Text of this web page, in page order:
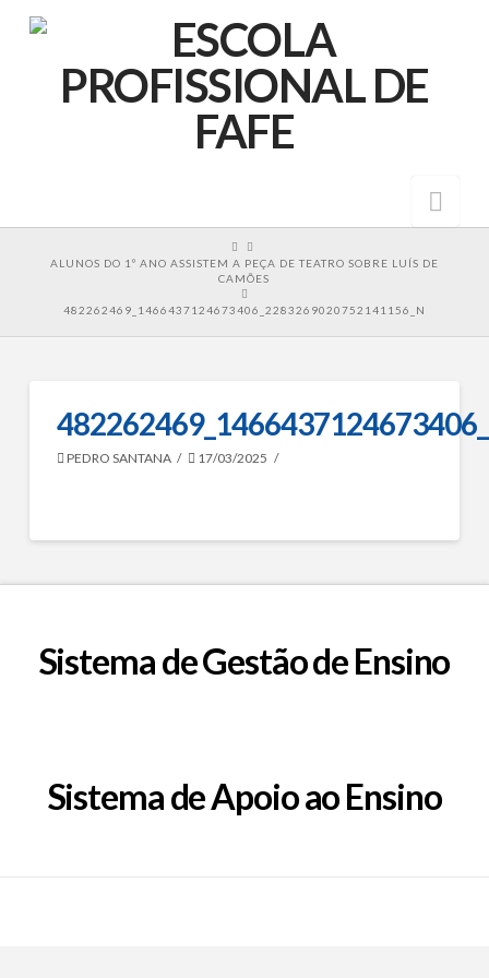
HOME
ALUNOS DO 1º ANO ASSISTEM A PEÇA DE TEATRO SOBRE LUÍS DE
CAMÕES
482262469_1466437124673406_2283269020752141156_N
PEDRO SANTANA 17/03/2025
Sistema de Gestão de Ensino
Sistema de Apoio ao Ensino